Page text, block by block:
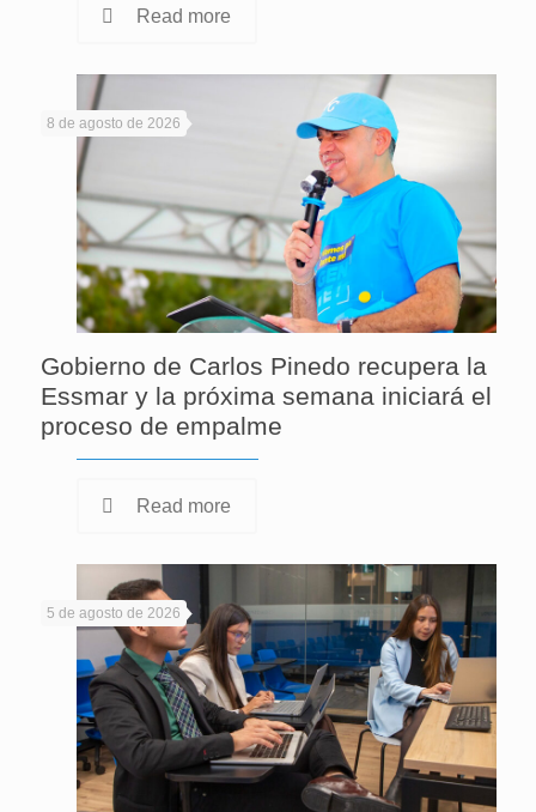
Read more
8 de agosto de 2026
Gobierno de Carlos Pinedo recupera la
Essmar y la próxima semana iniciará el
proceso de empalme
Read more
5 de agosto de 2026